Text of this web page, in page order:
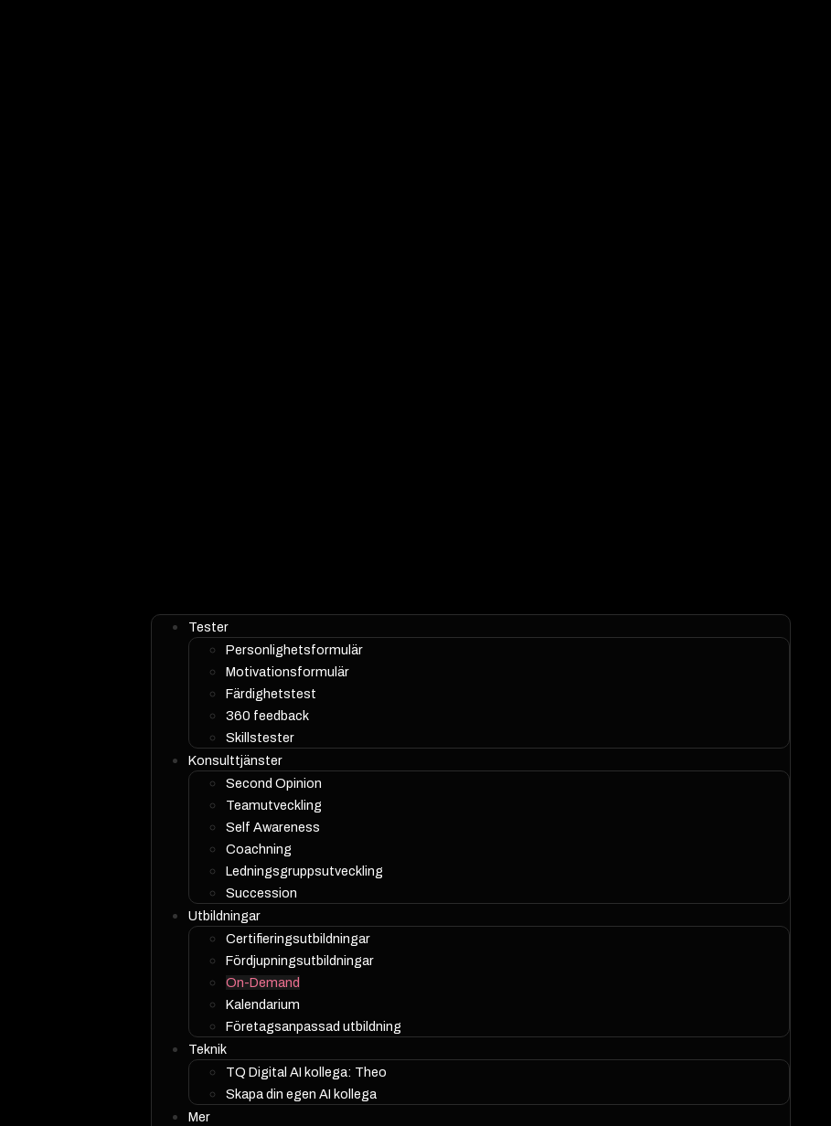
Tester
Personlighetsformulär
Motivationsformulär
Färdighetstest
360 feedback
Skillstester
Konsulttjänster
Second Opinion
Teamutveckling
Self Awareness
Coachning
Ledningsgruppsutveckling
Succession
Utbildningar
Certifieringsutbildningar
Fördjupningsutbildningar
On-Demand
Kalendarium
Företagsanpassad utbildning
Teknik
TQ Digital AI kollega: Theo
Skapa din egen AI kollega
Mer